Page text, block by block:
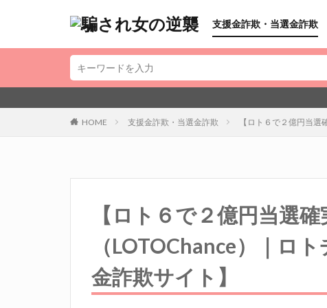
支援金詐欺・当選金詐欺
HOME 支援金詐欺・当選金詐欺 【ロト６で２億円当
【ロト６で２億円当選
（LOTOChance）｜ロ
金詐欺サイト】